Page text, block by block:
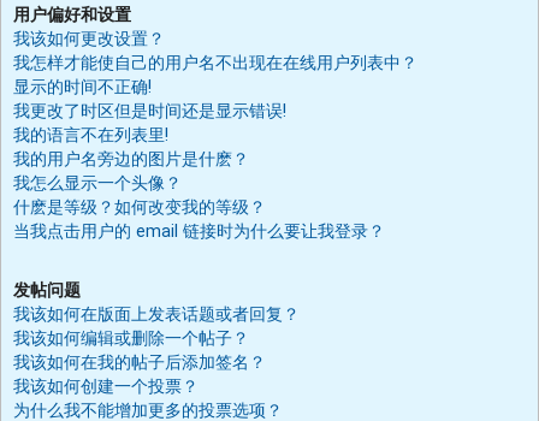
用户偏好和设置
我该如何更改设置？
我怎样才能使自己的用户名不出现在在线用户列表中？
显示的时间不正确!
我更改了时区但是时间还是显示错误!
我的语言不在列表里!
我的用户名旁边的图片是什麽？
我怎么显示一个头像？
什麽是等级？如何改变我的等级？
当我点击用户的 email 链接时为什么要让我登录？
发帖问题
我该如何在版面上发表话题或者回复？
我该如何编辑或删除一个帖子？
我该如何在我的帖子后添加签名？
我该如何创建一个投票？
为什么我不能增加更多的投票选项？